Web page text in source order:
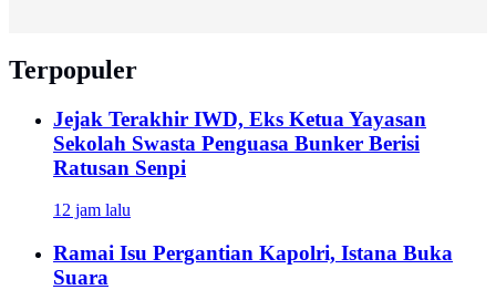
Terpopuler
Jejak Terakhir IWD, Eks Ketua Yayasan
Sekolah Swasta Penguasa Bunker Berisi
Ratusan Senpi
12 jam lalu
Ramai Isu Pergantian Kapolri, Istana Buka
Suara